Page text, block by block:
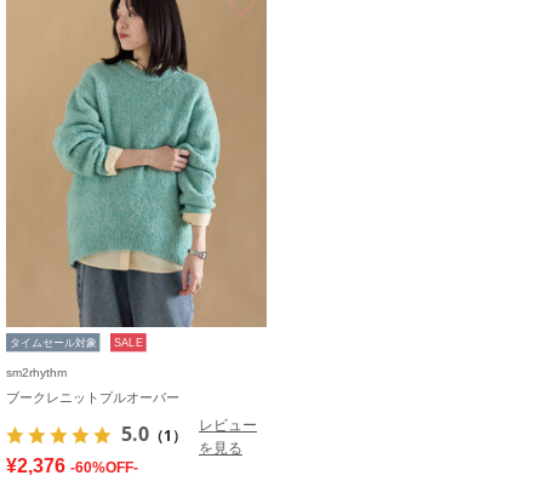
タイムセール対象 SALE
sm2rhythm
ブークレニットプルオーバー
5.0 （1）
レビュー
を見る
¥2,376 -60%OFF-